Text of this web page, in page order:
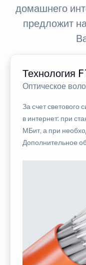
домашнего
предложит
Технология
Оптическое
За счет светового
в интернет: при
МБит, а при
Дополнительное